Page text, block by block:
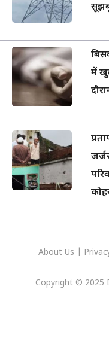
में
About Us
Copyright © 2025